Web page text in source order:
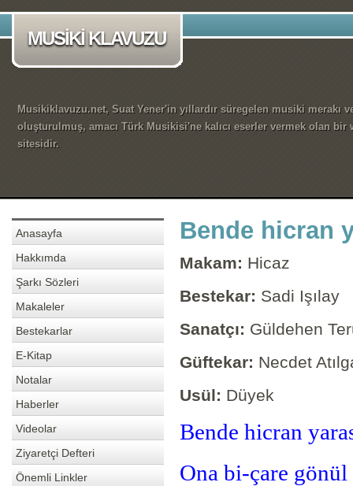
MUSİKİ KLAVUZU
Musikiklavuzu.net, Suat Yener'in yıllardır süregelen musiki merakı
oluşturulmuş, amacı Türk Musikisi'ne kalıcı eserler vermek olan bir
sitesidir.
Anasayfa
Hakkımda
Şarkı Sözleri
Makaleler
Bestekarlar
E-Kitap
Notalar
Haberler
Videolar
Ziyaretçi Defteri
Önemli Linkler
Bende hicran
Makam: Hicaz
Bestekar: Sadi Işılay
Sanatçı: Güldehen
Güftekar: Necdet
Usül: Düyek
Bende hicran
Ona bi-çare